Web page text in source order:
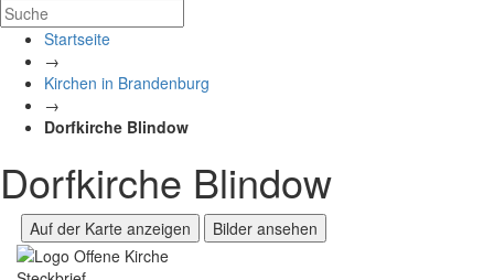
Startseite
→
Kirchen in Brandenburg
→
Dorfkirche Blindow
Dorfkirche Blindow
Auf der Karte anzeigen Bilder ansehen